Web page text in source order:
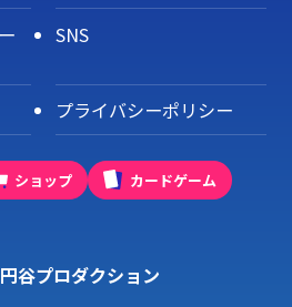
SNS
プライバシーポリシー
ショップ カードゲーム
円谷プロダクション